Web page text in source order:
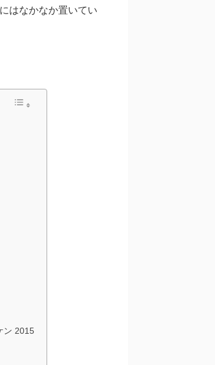
はなかなか置いてい
ン 2015